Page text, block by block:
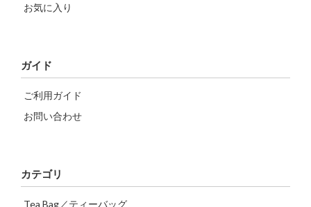
お気に入り
ガイド
ご利用ガイド
お問い合わせ
カテゴリ
Tea Bag／ティーバッグ